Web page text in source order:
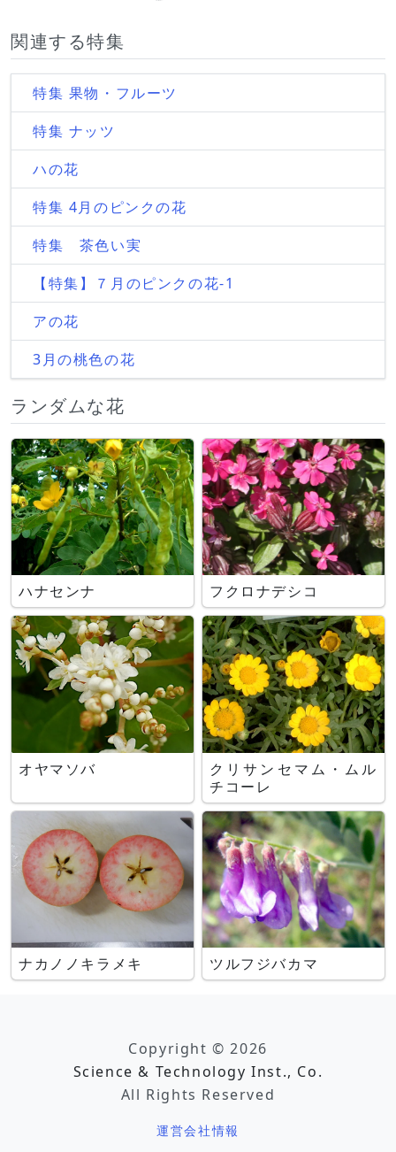
関連する特集
特集 果物・フルーツ
特集 ナッツ
ハの花
特集 4月のピンクの花
特集 茶色い実
【特集】７月のピンクの花-1
アの花
3月の桃色の花
ランダムな花
ハナセンナ フクロナデシコ
オヤマソバ
クリサンセマム・ムル
チコーレ
ナカノノキラメキ ツルフジバカマ
Copyright © 2026
Science & Technology Inst., Co.
All Rights Reserved
運営会社情報